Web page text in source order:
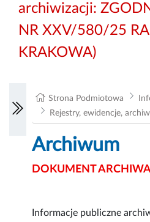
archiwizacji:
NR XXV/580/25
KRAKOWA)
Strona Podmiotowa
Rejestry, ewidencje,
Archiwum
DOKUMENT
Informacje publiczne